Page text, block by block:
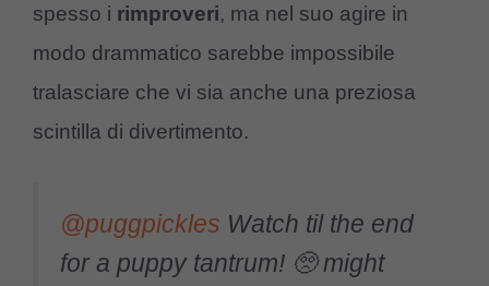
spesso i rimproveri, ma nel suo agire in
modo drammatico sarebbe impossibile
tralasciare che vi sia anche una preziosa
scintilla di divertimento.
@puggpickles Watch til the end
for a puppy tantrum! 🥺 might